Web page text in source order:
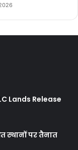
Lands Release
स्थानों पर तैनात